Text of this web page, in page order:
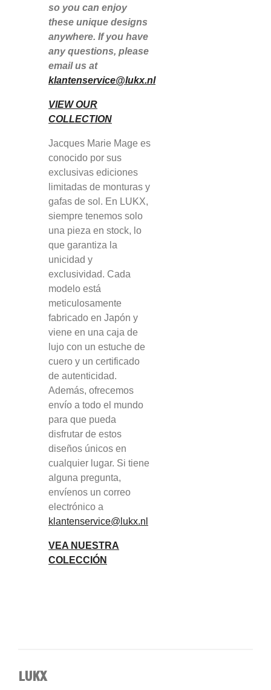
so you can enjoy
these unique designs
anywhere. If you have
any questions, please
email us at
klantenservice@lukx.nl
VIEW OUR
COLLECTION
Jacques Marie Mage es
conocido por sus
exclusivas ediciones
limitadas de monturas y
gafas de sol. En LUKX,
siempre tenemos solo
una pieza en stock, lo
que garantiza la
unicidad y
exclusividad. Cada
modelo está
meticulosamente
fabricado en Japón y
viene en una caja de
lujo con un estuche de
cuero y un certificado
de autenticidad.
Además, ofrecemos
envío a todo el mundo
para que pueda
disfrutar de estos
diseños únicos en
cualquier lugar. Si tiene
alguna pregunta,
envíenos un correo
electrónico a
klantenservice@lukx.nl
VEA NUESTRA
COLECCIÓN
LUKX